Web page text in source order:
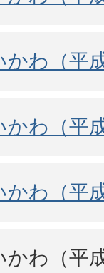
わ（平
わ（平
わ（平
わ（平